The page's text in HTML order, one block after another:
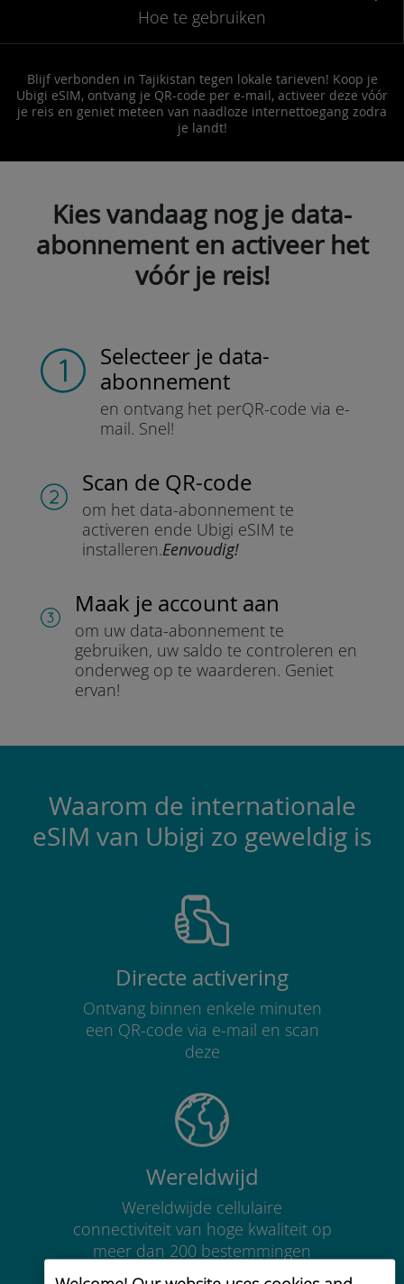
Hoe te gebruiken
Blijf verbonden in Tajikistan tegen lokale tarieven! Koop je
Ubigi eSIM, ontvang je QR-code per e-mail, activeer deze vóór
je reis en geniet meteen van naadloze internettoegang zodra
je landt!
Kies vandaag nog je data-
abonnement en activeer het
vóór je reis!
Selecteer je data-
abonnement
en ontvang het perQR-code via e-
mail. Snel!
Scan de QR-code
om het data-abonnement te
activeren ende Ubigi eSIM te
installeren.Eenvoudig!
Maak je account aan
om uw data-abonnement te
gebruiken, uw saldo te controleren en
onderweg op te waarderen. Geniet
ervan!
Waarom de internationale
eSIM van Ubigi zo geweldig is
Directe activering
Ontvang binnen enkele minuten
een QR-code via e-mail en scan
deze
Wereldwijd
Wereldwijde cellulaire
connectiviteit van hoge kwaliteit op
meer dan 200 bestemmingen